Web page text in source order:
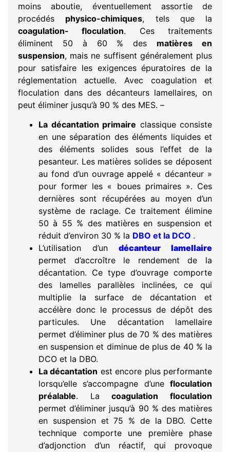
moins aboutie, éventuellement assortie de
procédés physico-chimiques, tels que la
coagulation- floculation. Ces traitements
éliminent 50 à 60 % des matières en
suspension, mais ne suffisent généralement plus
pour satisfaire les exigences épuratoires de la
réglementation actuelle. Avec coagulation et
floculation dans des décanteurs lamellaires, on
peut éliminer jusqu’à 90 % des MES. –
La décantation primaire classique consiste
en une séparation des éléments liquides et
des éléments solides sous l’effet de la
pesanteur. Les matières solides se déposent
au fond d’un ouvrage appelé « décanteur »
pour former les « boues primaires ». Ces
dernières sont récupérées au moyen d’un
système de raclage. Ce traitement élimine
50 à 55 % des matières en suspension et
réduit d’environ 30 % la DBO et la DCO .
L’utilisation d’undécanteur lamellaire
permet d’accroître le rendement de la
décantation. Ce type d’ouvrage comporte
des lamelles parallèles inclinées, ce qui
multiplie la surface de décantation et
accélère donc le processus de dépôt des
particules. Une décantation lamellaire
permet d’éliminer plus de 70 % des matières
en suspension et diminue de plus de 40 % la
DCO et la DBO.
La décantation est encore plus performante
lorsqu’elle s’accompagne d’une floculation
préalable. Lacoagulation floculation
permet d’éliminer jusqu’à 90 % des matières
en suspension et 75 % de la DBO. Cette
technique comporte une première phase
d’adjonction d’un réactif, qui provoque